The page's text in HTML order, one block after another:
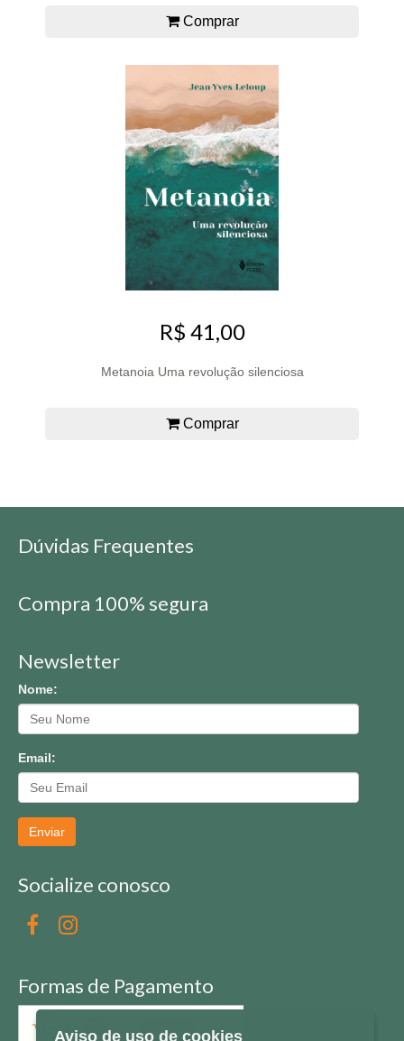
Comprar
R$ 41,00
Metanoia Uma revolução silenciosa
Comprar
Dúvidas Frequentes
Compra 100% segura
Newsletter
Nome:
Email:
Enviar
Socialize conosco
Formas de Pagamento
Aviso de uso de cookies